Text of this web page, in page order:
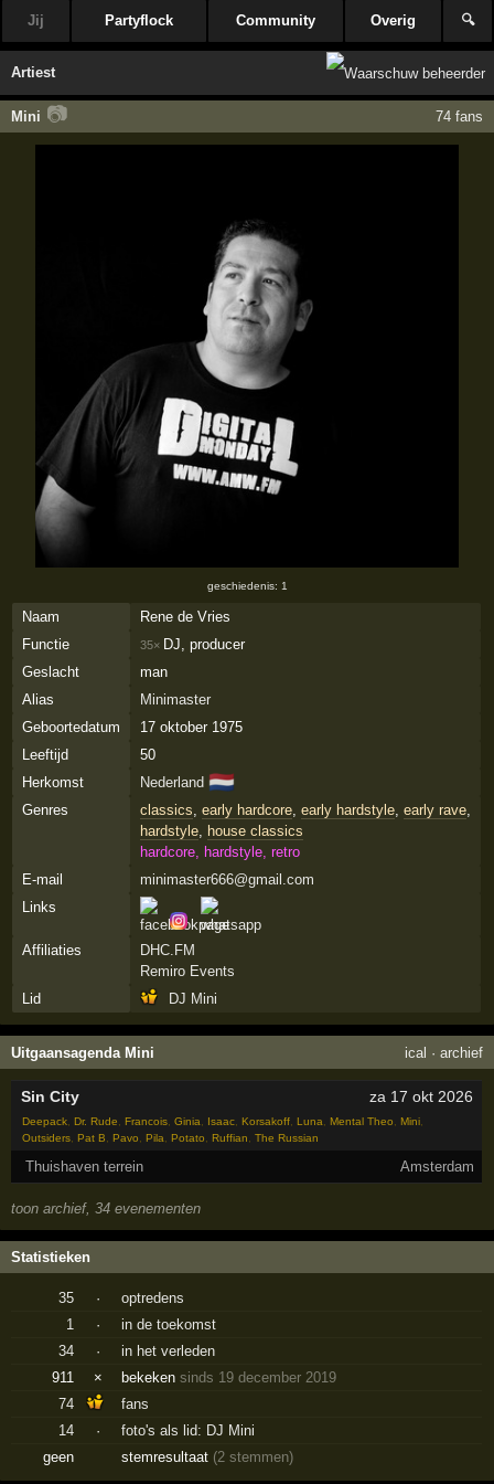
Jij Partyflock Community Overig 🔍
Artiest
Mini 📷 74 fans
geschiedenis: 1
Naam
Rene de Vries
Functie
35× DJ, producer
Geslacht
man
Alias
Minimaster
Geboortedatum
17 oktober 1975
Leeftijd
50
Herkomst
Nederland 🇳🇱
Genres classics early hardcore, early hardstyle, early rave,
hardstyle,
house classics
hardcore, hardstyle, retro
E-mail
minimaster666@gmail.com
Links
Affiliaties
DHC.FM
Remiro Events
Lid
DJ Mini
Uitgaansagenda Mini ical · archief
Sin City za 17 okt 2026
Deepack ,Dr. Rude ,Francois ,Ginia Isaac ,Korsakoff ,Luna ,Mental Theo ,Mini
Outsiders ,Pat B ,Pavo ,Pila ,Potato ,Ruffian ,The Russian
Thuishaven terrein Amsterdam
toon archief, 34 evenementen
Statistieken
35 ·
optredens
1
·
in de toekomst
34
·
in het verleden
911
× bekekensinds 19 december 2019
74
fans
14
·
foto's als lid: DJ Mini
geen
stemresultaat (2 stemmen)